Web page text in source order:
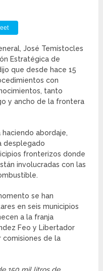
José Temístocles
Estratégica de
que desde hace 15
con
tanto
y ancho de la frontera
abordaje,
desplegado
fronterizos donde
involucradas con las
se han
en seis municipios
a la franja
Feo y Libertador
comisiones de la